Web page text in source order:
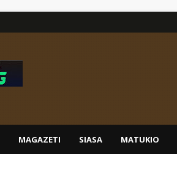
MAGAZETI SIASA MATUKIO